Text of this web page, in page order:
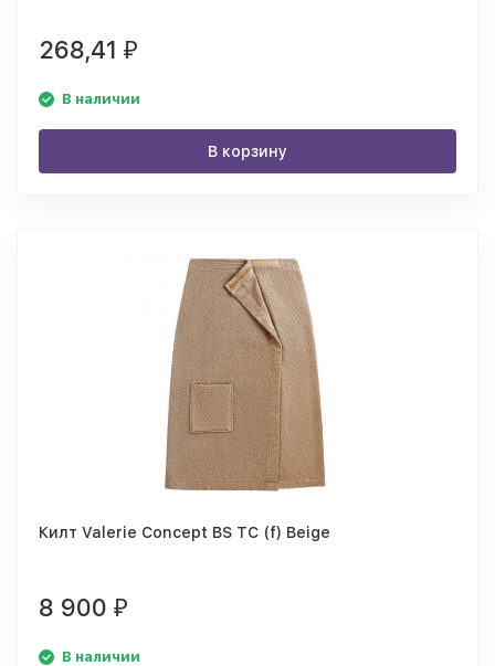
268,41 ₽
В наличии
В корзину
Килт Valerie Concept BS TC (f) Beige
8 900 ₽
В наличии